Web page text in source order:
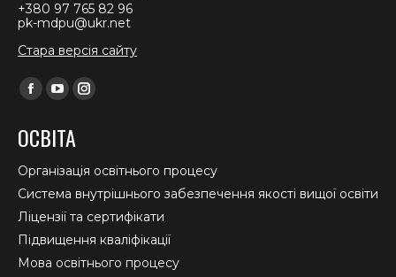
+380 97 765 82 96
pk-mdpu@ukr.net
Стара версія сайту
Find us on:
Facebook
opens
in
new
window
YouTube
opens
in
new
window
Instagram
in
new
window
ОСВІТА
Організація освітнього процесу
Система внутрішнього забезпечення якості вищої освіти
Ліцензії та сертифікати
Підвищення кваліфікації
Мова освітнього процесу